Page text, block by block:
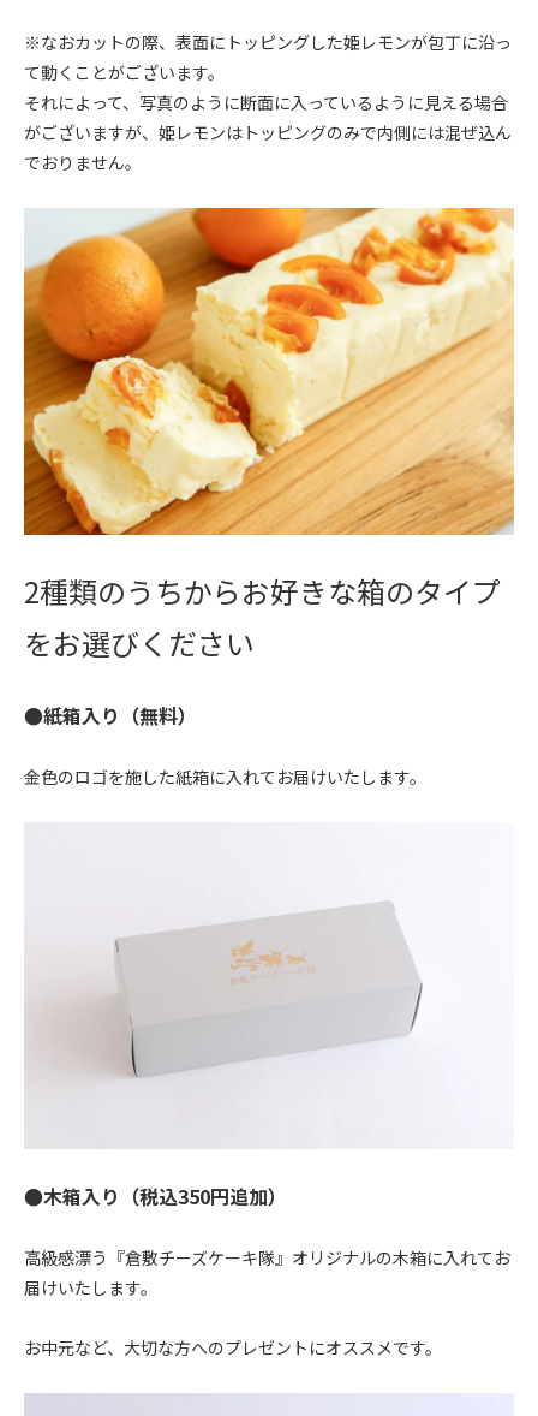
※なおカットの際、表面にトッピングした姫レモンが包丁に沿っ
て動くことがございます。
それによって、写真のように断面に入っているように見える場合
がございますが、姫レモンはトッピングのみで内側には混ぜ込ん
でおりません。
2種類のうちからお好きな箱のタイプ
をお選びください
●紙箱入り（無料）
金色のロゴを施した紙箱に入れてお届けいたします。
●木箱入り（税込350円追加）
高級感漂う『倉敷チーズケーキ隊』オリジナルの木箱に入れてお
届けいたします。
お中元など、大切な方へのプレゼントにオススメです。